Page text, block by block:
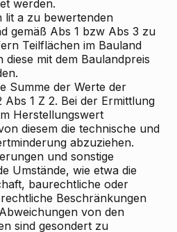
werden.
lit a zu bewertenden
gemäß Abs 1 bzw Abs 3 zu
Teilflächen im Bauland
diese mit dem Baulandpreis
Summe der Werte der
Abs 1 Z 2. Bei der Ermittlung
Herstellungswert
diesem die technische und
abzuziehen.
und sonstige
Umstände, wie etwa die
baurechtliche oder
Beschränkungen
von den
sind gesondert zu